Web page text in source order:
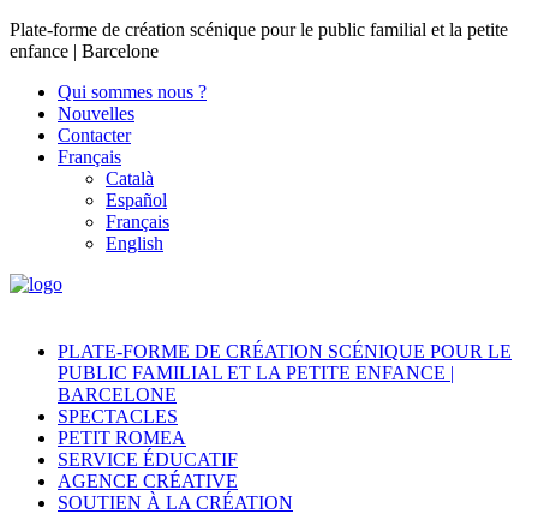
Plate-forme de création scénique pour le public familial et la petite
enfance | Barcelone
Qui sommes nous ?
Nouvelles
Contacter
Français
Català
Español
Français
English
PLATE-FORME DE CRÉATION SCÉNIQUE POUR LE
PUBLIC FAMILIAL ET LA PETITE ENFANCE |
BARCELONE
SPECTACLES
PETIT ROMEA
SERVICE ÉDUCATIF
AGENCE CRÉATIVE
SOUTIEN À LA CRÉATION